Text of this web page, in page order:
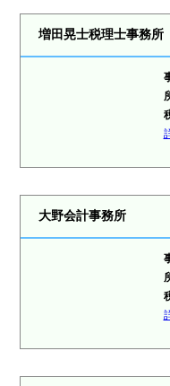
増田晃士税理士事務所
大野会計事務所